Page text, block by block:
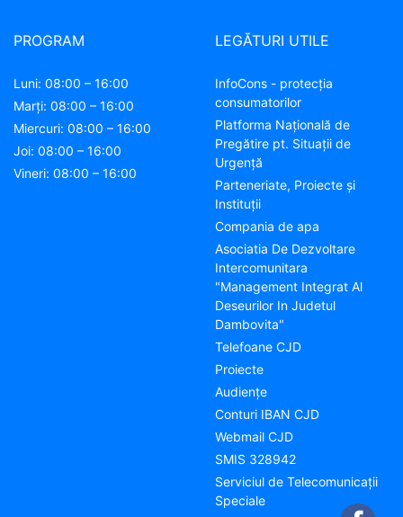
LEGĂTURI UTILE
InfoCons - protecția
consumatorilor
Platforma Națională de
Pregătire pt. Situații de
Urgență
Parteneriate, Proiecte și
Instituții
Compania de apa
Asociatia De Dezvoltare
Intercomunitara
"Management Integrat Al
Deseurilor In Judetul
Dambovita"
Telefoane CJD
Proiecte
Audienţe
Conturi IBAN CJD
Webmail CJD
SMIS 328942
Serviciul de Telecomunicații
Speciale
PROGRAM
Luni: 08:00 – 16:00
Marți: 08:00 – 16:00
Miercuri: 08:00 – 16:00
Joi: 08:00 – 16:00
Vineri: 08:00 – 16:00